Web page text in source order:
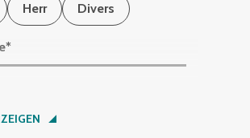
Herr Divers
*
*